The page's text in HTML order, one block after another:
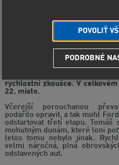
Středeční třetí etapa Rally
Marcona a Arequipa, přinesla
svou velkou náročnost
rychlostní zkoušce. V
22. místo.
Včerejší porouchanou
podařilo opravit, a tak mohl
odstartovat třetí etapu. Tomáš
mohutným dunám, které loni
letos tomu nebylo jinak.
velmi náročná, plná
odstavených aut.
POVOLIŤ
PODROBNÉ